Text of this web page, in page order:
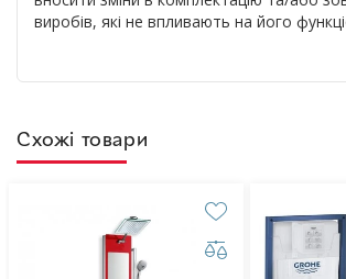
виробів, які не впливають на його
Схожі товари